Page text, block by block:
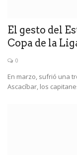
El gesto del
Copa de la
0
En marzo, sufrió una
Ascacíbar, los